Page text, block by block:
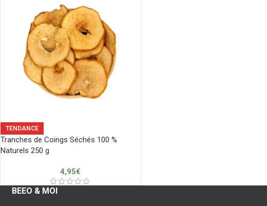
TENDANCE
Tranches de Coings Séchés 100 %
Naturels 250 g
4,95€
BEEO & MOI